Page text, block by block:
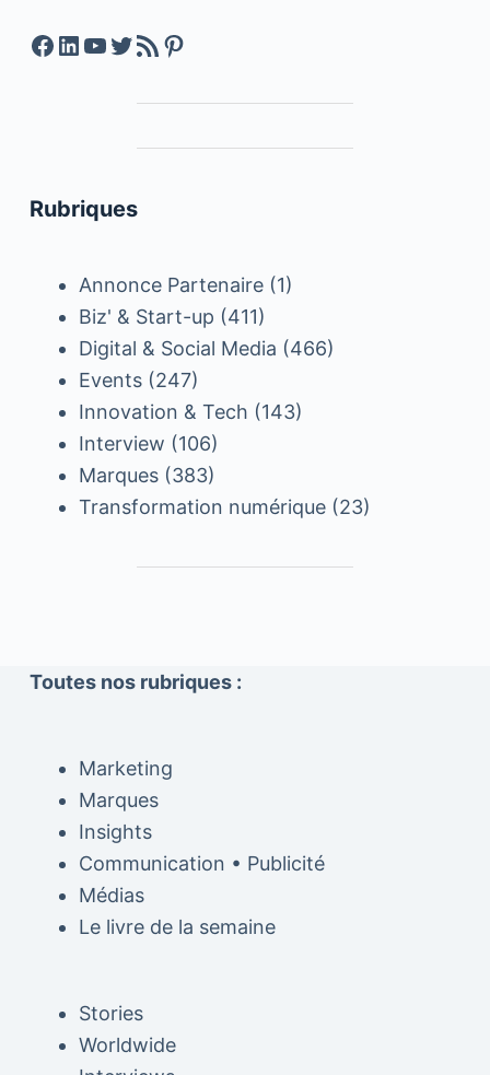
Facebook
LinkedIn
YouTube
Twitter
Feed RSSPinterest
Rubriques
Annonce Partenaire(1)
Biz' & Start-up (411)
Digital & Social Media (466)
Events(247)
Innovation & Tech (143)
Interview (106)
Marques(383)
Transformation numérique(23)
Toutes nos rubriques :
Marketing
Marques
Insights
Communication • Publicité
Médias
Le livre de la semaine
Stories
Worldwide